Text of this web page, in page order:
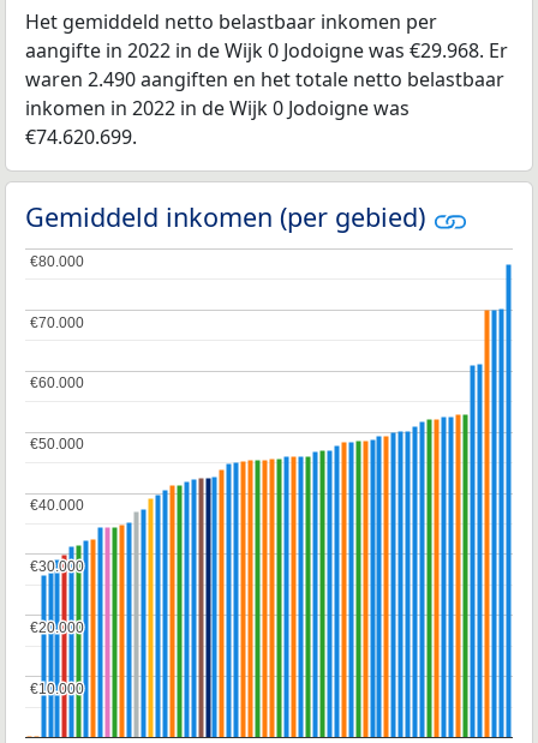
Het gemiddeld netto belastbaar inkomen per
aangifte in 2022 in de Wijk 0 Jodoigne was €29.968. Er
waren 2.490 aangiften en het totale netto belastbaar
inkomen in 2022 in de Wijk 0 Jodoigne was
€74.620.699.
Gemiddeld inkomen (per gebied)
€10.000
€10.000
€20.000
€20.000
€30.000
€30.000
€40.000
€40.000
€50.000
€50.000
€60.000
€60.000
€70.000
€70.000
€80.000
€80.000